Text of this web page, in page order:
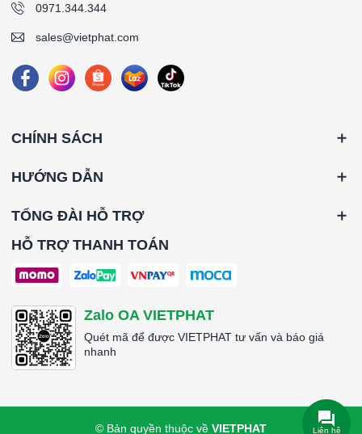
0971.344.344
sales@vietphat.com
CHÍNH SÁCH
HƯỚNG DẪN
TỔNG ĐÀI HỖ TRỢ
HỖ TRỢ THANH TOÁN
Zalo OA VIETPHAT
Quét mã để được VIETPHAT tư vấn và báo giá
nhanh
© Bản quyền thuộc về VIETPHAT Liên hệ